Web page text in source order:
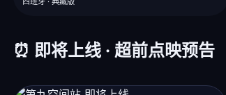
⏰ 即将上线 · 超前点映预告